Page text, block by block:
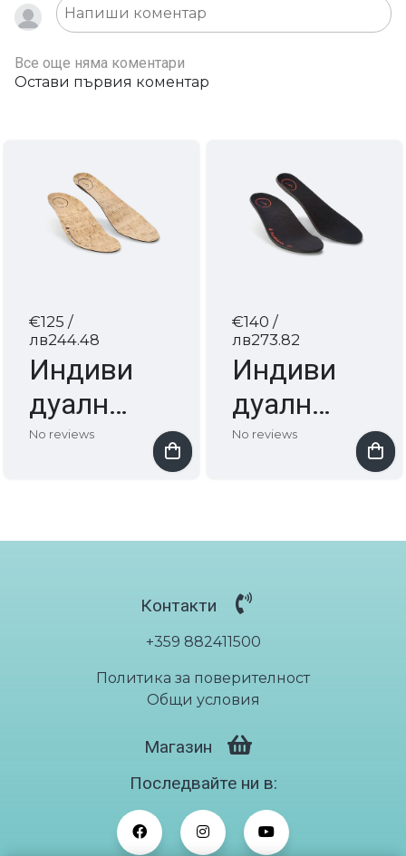
Все още няма коментари
Остави първия коментар
Индиви
дуални
стелки
No reviews
€125 /
лв244.48
Индиви
дуални
стелки
и
No reviews
€140 /
лв273.82
€125.00/ лв244.48
Контакти
+359 882411500
Политика за поверителност
Общи условия
Магазин
Последвайте ни в: